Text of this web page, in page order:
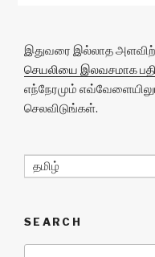
இதுவரை இல்லாத
செயலியை இலவசமாக
எந்நேரமும்
செலவிடுங்கள்.
தமிழ்
SEARCH